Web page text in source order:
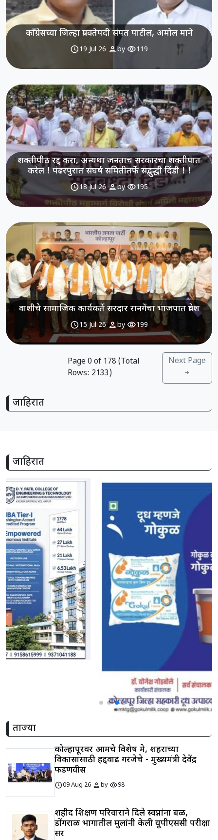
काँग्रेसच्या जिल्हा प्रवक्तेपदी संपत पाटील, अमोल माने
schedule19 Jul 26 personby visibility119
शक्तीपीठ रद्द करा, अन्यथा जनताच सरकारचा शक्तीपात
करेल ! पंढरपुरात संघर्ष समितीतर्फे सद्बुद्धी दिंडी ! !
schedule18 Jul 26 personby visibility195
वाशीचे सामाजिक कार्यकर्ते सरदार रानगेंचा भाजपात प्रवेश
schedule15 Jul 26 personby visibility199
Page0 of 178 (Total
Rows: 2133)
Next Page
जाहिरात
जाहिरात
ताज्या
कोल्हापूरवर आमचे विशेष प्रेम, शहराच्या
विकासासाठी हद्दवाढ गरजेचे - मुख्यमंत्री देवेंद्र
फडणवीस
schedule09 Aug 26 personbyvisibility98
शहीद शिक्षण परिवाराने दिले स्वप्नांना बळ,
डोंगराळ भागातील मुलांनी केली यूपीएससी परीक्षा
सर